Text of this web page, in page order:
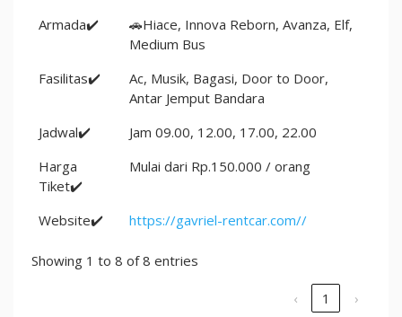
Armada✔️
🚗Hiace, Innova Reborn, Avanza, Elf,
Medium Bus
Fasilitas✔️
Ac, Musik, Bagasi, Door to Door,
Antar Jemput Bandara
Jadwal✔️
Jam 09.00, 12.00, 17.00, 22.00
Harga
Tiket✔️
Mulai dari Rp.150.000 / orang
Website✔️ https://gavriel-rentcar.com//
Showing 1 to 8 of 8 entries
‹ 1 ›